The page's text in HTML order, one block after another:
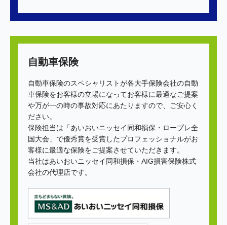
自動車保険
自動車保険のスペシャリストが各大手保険会社の自動
車保険をお客様の立場になってお客様に最適なご提案
や万が一の時の事故対応にあたりますので、ご安心く
ださい。
保険担当は「あいおいニッセイ同和損保・ロープレ全
国大会」で優秀賞を受賞したプロフェッショナルがお
客様に最適な保険をご提案させていただきます。
当社はあいおいニッセイ同和損保・AIG損害保険株式
会社の代理店です。